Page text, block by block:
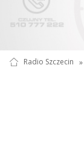
Radio Szczecin »